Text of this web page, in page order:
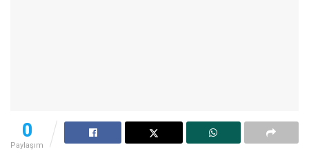
0
Paylaşım